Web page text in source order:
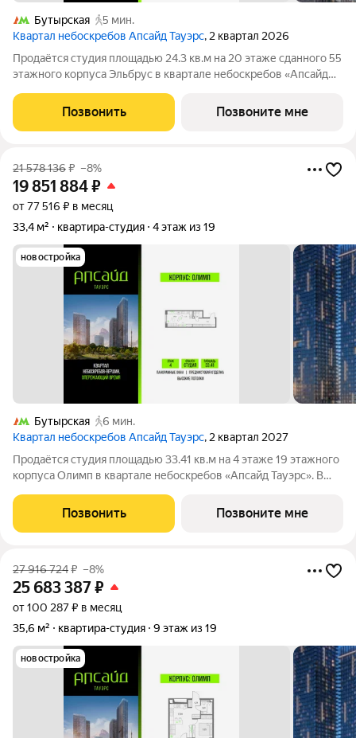
Бутырская
5 мин.
Квартал небоскребов Апсайд Тауэрс, 2 квартал 2026
Продаётся студия площадью 24.3 кв.м на 20 этаже сданного 55
этажного корпуса Эльбрус в квартале небоскребов «Апсайд
Кв.2009. «Апсайд Тауэрс» - технологичный квартал строится в
динамично
Позвонить Позвоните мне
21 578 136₽ –8%
19 851 884₽
от 77 516 ₽ в месяц
33,4 м²
квартира-студия 4 этаж из 19
новостройка
Бутырская
6 мин.
Квартал небоскребов Апсайд Тауэрс, 2 квартал 2027
Продаётся студия площадью 33.41 кв.м на 4 этаже 19 этажного
корпуса Олимп в квартале небоскребов «Апсайд Тауэрс». В
корпус Эльбрус, Гранд-плаза,. Номер квартиры В0401. «Апсайд
Тауэрс» -
Позвонить Позвоните мне
27 916 724₽ –8%
25 683 387₽
от 100 287 ₽ в месяц
35,6 м²
квартира-студия 9 этаж из 19
новостройка